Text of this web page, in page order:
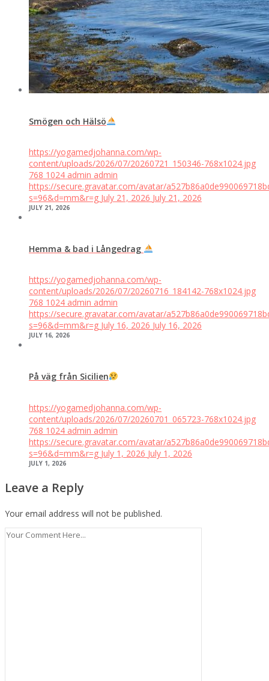
Smögen och Hälsö
https://yogamedjohanna.com/wp-
content/uploads/2026/07/20260721_150346-768x1024.jpg
768 1024 admin admin
https://secure.gravatar.com/avatar/
s=96&d=mm&r=g July 21, 2026 July 21, 2026
JULY 21, 2026
Hemma & bad i Långedrag
https://yogamedjohanna.com/wp-
content/uploads/2026/07/20260716_184142-768x1024.jpg
768 1024 admin admin
https://secure.gravatar.com/avatar/
s=96&d=mm&r=g July 16, 2026 July 16, 2026
JULY 16, 2026
På väg från Sicilien
https://yogamedjohanna.com/wp-
content/uploads/2026/07/20260701_065723-768x1024.jpg
768 1024 admin admin
https://secure.gravatar.com/avatar/
s=96&d=mm&r=g July 1, 2026 July 1, 2026
JULY 1, 2026
Leave a Reply
Your email address will not be published.